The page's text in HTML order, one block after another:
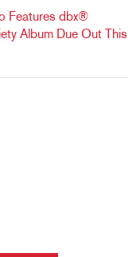
Features dbx®
Album Due Out This